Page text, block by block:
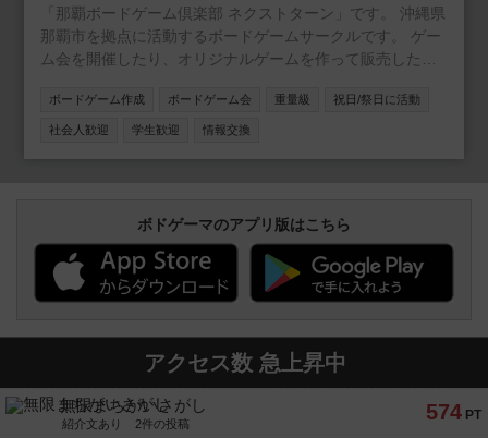
「那覇ボードゲーム倶楽部 ネクストターン」です。 沖縄県
那覇市を拠点に活動するボードゲームサークルです。 ゲー
ム会を開催したり、オリジナルゲームを作って販売した
います。
ボードゲーム作成 ボードゲーム会 重量級 祝日/祭日に活動
社会人歓迎 学生歓迎 情報交換
ボドゲーマのアプリ版はこちら
アクセス数 急上昇中
574 PT
無限まちがいさがし
紹介文あり 2件の投稿